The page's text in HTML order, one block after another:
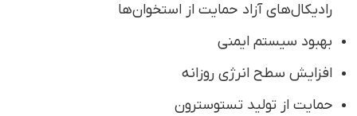
رادیکال‌های آزاد حمایت از استخوان‌ها
بهبود سیستم ایمنی
افزایش سطح انرژی روزانه
حمایت از تولید تستوسترون